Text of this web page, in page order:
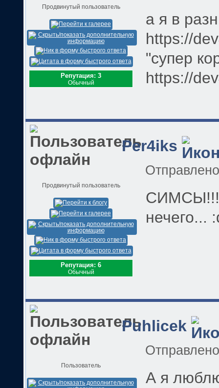
Продвинутый пользователь
Репутация: 3
Обычный
а я в
https://
"супер
https://
Per4iks
Продвинутый пользователь
Репутация: 6
Обычный
нечего...
Puhlicek
Пользователь
А я